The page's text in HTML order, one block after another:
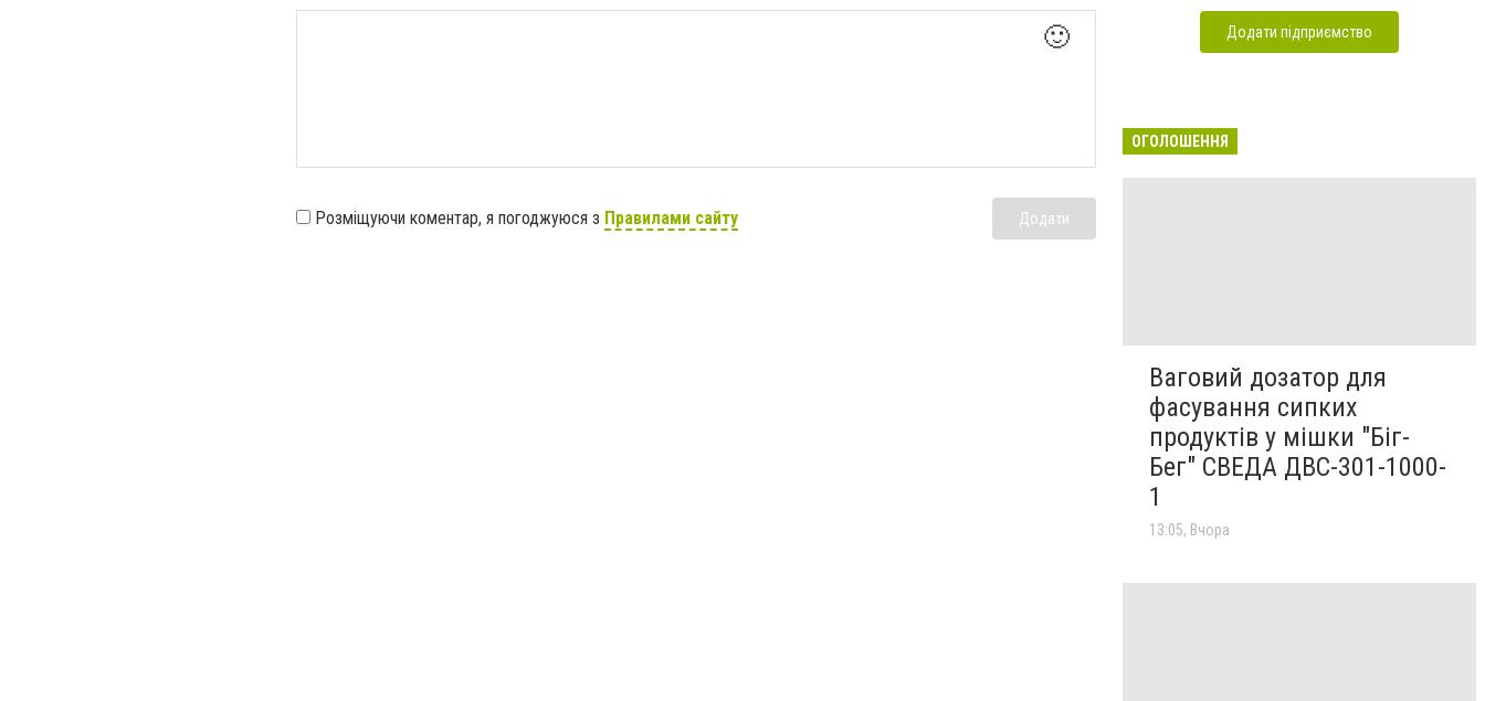
🙂
Розміщуючи коментар, я погоджуюся з Правилами сайту Додати
Додати підприємство
ОГОЛОШЕННЯ
Ваговий дозатор для
фасування сипких
продуктів у мішки "Біг-
Бег" СВЕДА ДВС-301-1000-
1
13:05, Вчора